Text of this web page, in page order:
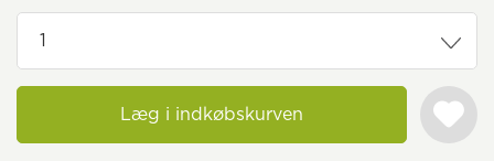
Læg i indkøbskurven